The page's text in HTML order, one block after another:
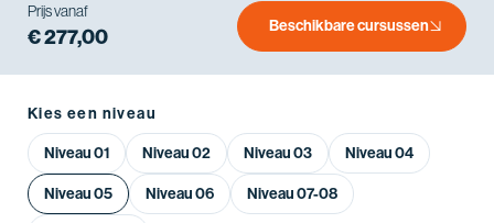
Prijs vanaf
€ 277,00 Beschikbare cursussen
Kies een niveau
Niveau 01 Niveau 02 Niveau 03 Niveau 04
Niveau 05 Niveau 06 Niveau 07-08